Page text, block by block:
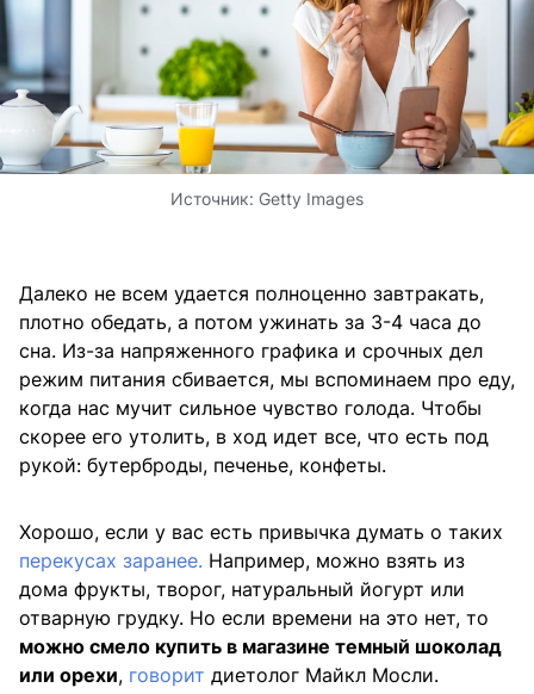
Источник: Getty Images
Далеко не всем удается полноценно завтракать,
плотно обедать, а потом ужинать за 3-4 часа до
сна. Из-за напряженного графика и срочных дел
режим питания сбивается, мы вспоминаем про еду,
когда нас мучит сильное чувство голода. Чтобы
скорее его утолить, в ход идет все, что есть под
рукой: бутерброды, печенье, конфеты.
Хорошо, если у вас есть привычка думать о таких
перекусах заранее. Например, можно взять из
дома фрукты, творог, натуральный йогурт или
отварную грудку. Но если времени на это нет, то
можно смело купить в магазине темный шоколад
или орехи, говорит диетолог Майкл Мосли.